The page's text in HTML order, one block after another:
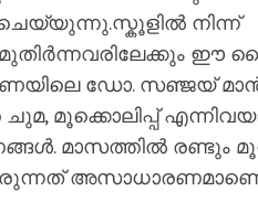
ചെയ്യുന്നു.സ്കൂളില്‍ നിന്ന്
മുതിര്‍ന്നവരിലേക്കും ഈ
ഡോ. സഞ്ജയ്
ചുമ, മൂക്കൊലിപ്പ്
മാസത്തില്‍ രണ്ടും